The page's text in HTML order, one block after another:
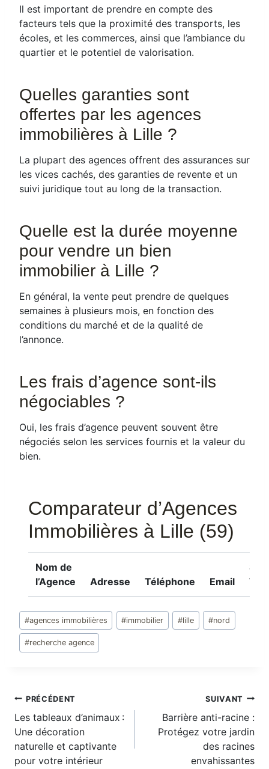
Il est important de prendre en compte des
facteurs tels que la proximité des transports, les
écoles, et les commerces, ainsi que l’ambiance du
quartier et le potentiel de valorisation.
Quelles garanties sont
offertes par les agences
immobilières à Lille ?
La plupart des agences offrent des assurances sur
les vices cachés, des garanties de revente et un
suivi juridique tout au long de la transaction.
Quelle est la durée moyenne
pour vendre un bien
immobilier à Lille ?
En général, la vente peut prendre de quelques
semaines à plusieurs mois, en fonction des
conditions du marché et de la qualité de
l’annonce.
Les frais d’agence sont-ils
négociables ?
Oui, les frais d’agence peuvent souvent être
négociés selon les services fournis et la valeur du
bien.
Comparateur d’Agences
Immobilières à Lille (59)
Nom de
l’Agence
Adresse Téléphone Email
Site
Étiquettes
de
la
#agences immobilières #immobilier #lille #nord
#recherche agence
Navigation
de
l’article
PRÉCÉDENT
Les tableaux d’animaux :
Une décoration
naturelle et captivante
pour votre intérieur
SUIVANT
Barrière anti-racine :
Protégez votre jardin
des racines
envahissantes